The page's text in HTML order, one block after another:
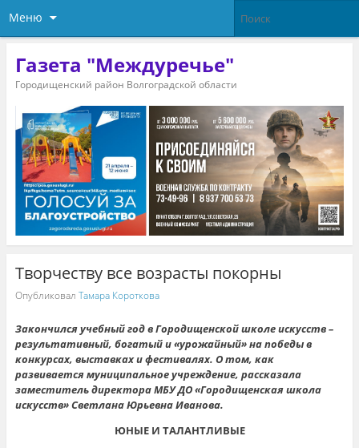
Меню
Газета "Междуречье"
Городищенский район Волгоградской области
Творчеству все возрасты покорны
Опубликовал Тамара Короткова
Закончился учебный год в Городищенской школе искусств –
результативный, богатый и «урожайный» на победы в
конкурсах, выставках и фестивалях. О том, как
развивается муниципальное учреждение, рассказала
заместитель директора МБУ ДО «Городищенская школа
искусств» Светлана Юрьевна Иванова.
ЮНЫЕ И ТАЛАНТЛИВЫЕ